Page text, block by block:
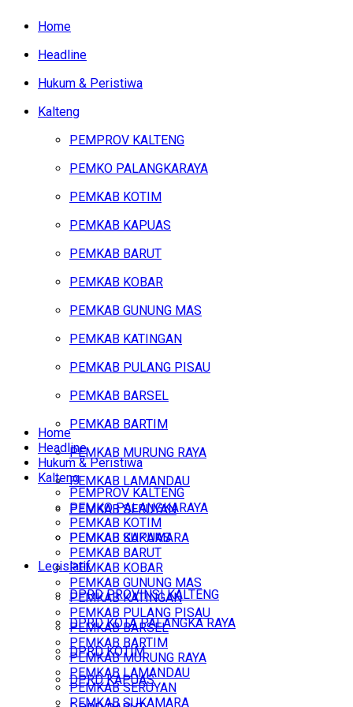
Home
Headline
Hukum & Peristiwa
Kalteng
PEMPROV KALTENG
PEMKO PALANGKARAYA
PEMKAB KOTIM
PEMKAB KAPUAS
PEMKAB BARUT
PEMKAB KOBAR
PEMKAB GUNUNG MAS
PEMKAB KATINGAN
PEMKAB PULANG PISAU
PEMKAB BARSEL
PEMKAB BARTIM
PEMKAB MURUNG RAYA
PEMKAB LAMANDAU
PEMKAB SERUYAN
PEMKAB SUKAMARA
Legislatif
DPRD PROVINSI KALTENG
DPRD KOTA PALANGKA RAYA
DPRD KOTIM
DPRD KAPUAS
Home
Headline
Hukum & Peristiwa
Kalteng
PEMPROV KALTENG
PEMKO PALANGKARAYA
PEMKAB KOTIM
PEMKAB KAPUAS
PEMKAB BARUT
PEMKAB KOBAR
PEMKAB GUNUNG MAS
PEMKAB KATINGAN
PEMKAB PULANG PISAU
PEMKAB BARSEL
PEMKAB BARTIM
PEMKAB MURUNG RAYA
PEMKAB LAMANDAU
PEMKAB SERUYAN
PEMKAB SUKAMARA